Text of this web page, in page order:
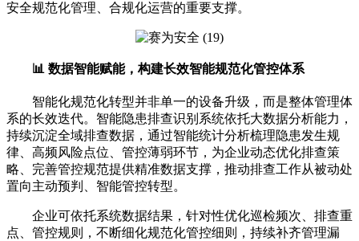
安全规范化管理、合规化运营的重要支撑。
📊 数据智能赋能，构建长效智能规范化管控体系
智能化规范化转型并非单一的设备升级，而是整体管理体
系的长效迭代。智能隐患排查识别系统依托大数据分析能力，
持续沉淀全域排查数据，通过智能统计分析梳理隐患发生规
律、高频风险点位、管控薄弱环节，为企业动态优化排查策
略、完善管控规范提供精准数据支撑，推动排查工作从被动处
置向主动预判、智能管控转型。
企业可依托系统数据结果，针对性优化巡检频次、排查重
点、管控规则，不断细化规范化管控细则，持续补齐管理漏